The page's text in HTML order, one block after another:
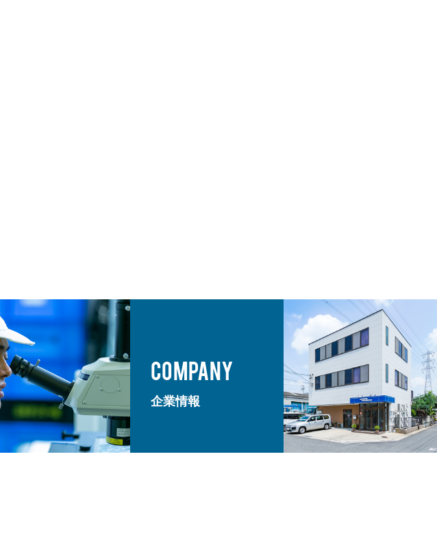
COMPANY
企業情報